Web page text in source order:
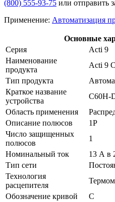
(800) 555-93-75 или отправить
Применение: Автоматизация
Основные
Серия
Acti 9
Наименование
продукта
Acti 9
Тип продукта
Краткое название
устройства
C60H-
Область применения
Описание полюсов
1P
Число защищенных
полюсов
1
Номинальный ток
13 А в
Тип сети
Технология
расцепителя
Обозначение кривой
С